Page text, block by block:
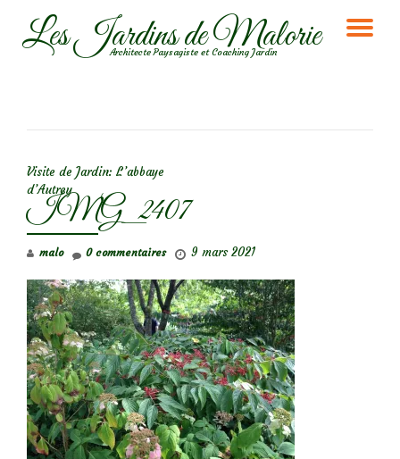
AllerLes Jardins de Malorie
Architecte Paysagiste et Coaching Jardin
Visite de Jardin: L’abbaye
d’Autrey
IMG_2407
malo 9 mars 2021
0 commentaires